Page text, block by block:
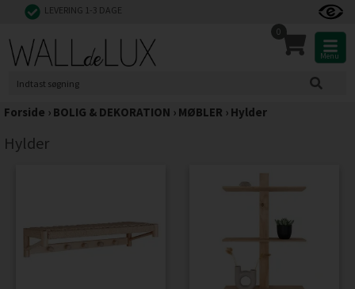
LEVERING 1-3 DAGE
0
Menu
Forside › BOLIG & DEKORATION › MØBLER › Hylder
Hylder